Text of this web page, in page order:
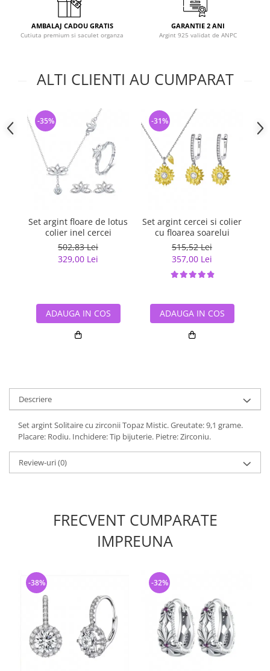
AMBALAJ CADOU GRATIS
Cutiuta premium si saculet organza
GARANTIE 2 ANI
Argint 925 validat de ANPC
ALTI CLIENTI AU CUMPARAT
Set argint floare de lotus
colier inel cercei
502,83 Lei
329,00 Lei
-35%
ADAUGA IN COS
Set argint cercei si colier
cu floarea soarelui
515,52 Lei
357,00 Lei
-31%
ADAUGA IN COS
Descriere
Set argint Solitaire cu zirconii Topaz Mistic. Greutate: 9,1 grame.
Placare: Rodiu. Inchidere: Tip bijuterie. Pietre: Zirconiu.
Review-uri(0)
FRECVENT CUMPARATE
IMPREUNA
-38% -32%